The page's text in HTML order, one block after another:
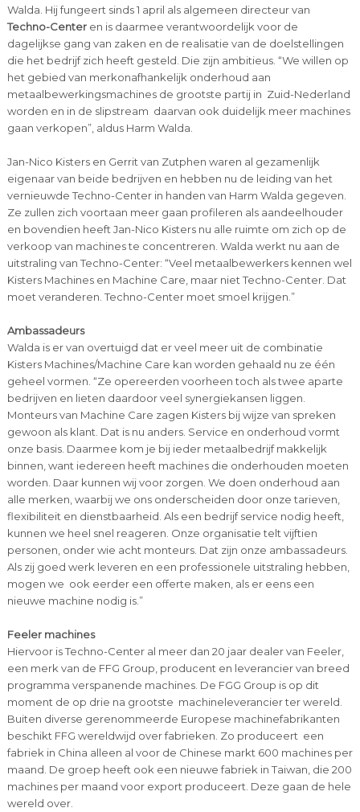
Walda. Hij fungeert sinds 1 april als algemeen directeur van
Techno-Centeren is daarmee verantwoordelijk voor de
dagelijkse gang van zaken en de realisatie van de doelstellingen
die het bedrijf zich heeft gesteld. Die zijn ambitieus. “We willen op
het gebied van merkonafhankelijk onderhoud aan
metaalbewerkingsmachines de grootste partij in Zuid-Nederland
worden en in de slipstream daarvan ook duidelijk meer machines
gaan verkopen”, aldus Harm Walda.
Jan-Nico Kisters en Gerrit van Zutphen waren al gezamenlijk
eigenaar van beide bedrijven en hebben nu de leiding van het
vernieuwde Techno-Center in handen van Harm Walda gegeven.
Ze zullen zich voortaan meer gaan profileren als aandeelhouder
en bovendien heeft Jan-Nico Kisters nu alle ruimte om zich op de
verkoop van machines te concentreren. Walda werkt nu aan de
uitstraling van Techno-Center: “Veel metaalbewerkers kennen wel
Kisters Machines en Machine Care, maar niet Techno-Center. Dat
moet veranderen. Techno-Center moet smoel krijgen.”
Ambassadeurs
Walda is er van overtuigd dat er veel meer uit de combinatie
Kisters Machines/Machine Care kan worden gehaald nu ze één
geheel vormen. “Ze opereerden voorheen toch als twee aparte
bedrijven en lieten daardoor veel synergiekansen liggen.
Monteurs van Machine Care zagen Kisters bij wijze van spreken
gewoon als klant. Dat is nu anders. Service en onderhoud vormt
onze basis. Daarmee kom je bij ieder metaalbedrijf makkelijk
binnen, want iedereen heeft machines die onderhouden moeten
worden. Daar kunnen wij voor zorgen. We doen onderhoud aan
alle merken, waarbij we ons onderscheiden door onze tarieven,
flexibiliteit en dienstbaarheid. Als een bedrijf service nodig heeft,
kunnen we heel snel reageren. Onze organisatie telt vijftien
personen, onder wie acht monteurs. Dat zijn onze ambassadeurs.
Als zij goed werk leveren en een professionele uitstraling hebben,
mogen we ook eerder een offerte maken, als er eens een
nieuwe machine nodig is.”
Feeler machines
Hiervoor is Techno-Center al meer dan 20 jaar dealer van Feeler,
een merk van de FFG Group, producent en leverancier van breed
programma verspanende machines. De FGG Group is op dit
moment de op drie na grootste machineleverancier ter wereld.
Buiten diverse gerenommeerde Europese machinefabrikanten
beschikt FFG wereldwijd over fabrieken. Zo produceert een
fabriek in China alleen al voor de Chinese markt 600 machines per
maand. De groep heeft ook een nieuwe fabriek in Taiwan, die 200
machines per maand voor export produceert. Deze gaan de hele
wereld over.